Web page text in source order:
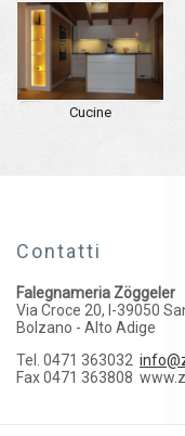
Cucine
Contatti
Falegnameria Zöggeler
Via Croce 20, I-39050
Bolzano - Alto Adige
Tel. 0471 363032
Fax 0471 363808